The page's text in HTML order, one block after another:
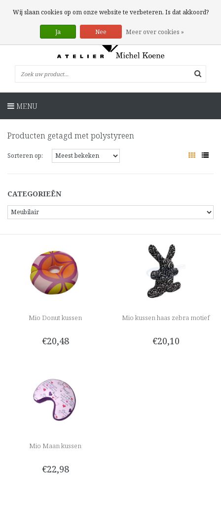
0 Artikelen
MENU
Producten getagd met polystyreen
Sorteren op:
CATEGORIEËN
Mio Donut kussen
€20,48
Mio kussen haas zebra motief
€20,10
Mio Maan kussen
€22,98
Wij slaan cookies op om onze website te verbeteren. Is dat akkoord?
Ja Nee Meer over cookies »